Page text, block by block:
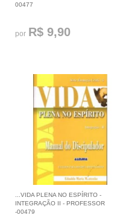
00477
por R$ 9,90
...VIDA PLENA NO ESPÍRITO -
INTEGRAÇÃO II - PROFESSOR
-00479